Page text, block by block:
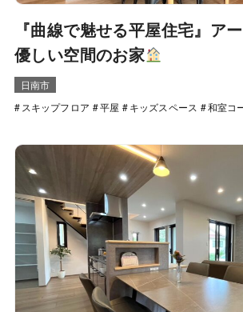
『曲線で魅せる平屋住宅』ア
優しい空間のお家
日南市
スキップフロア
平屋 キッズスペース 和室コ